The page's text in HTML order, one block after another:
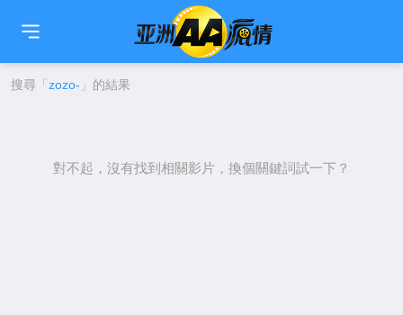
🇹🇼 简中 🇺🇸EN 🇯🇵日本語
搜尋「 zozo- 」的結果
對不起，沒有找到相關影片，換個關鍵詞試一下？